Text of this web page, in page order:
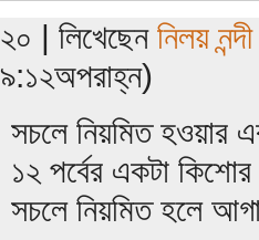
২০ | লিখেছেন নিলয় নন্দী
৯:১২অপরাহ্ন)
সচলে নিয়মিত হওয়ার
১২ পর্বের একটা
সচলে নিয়মিত হলে